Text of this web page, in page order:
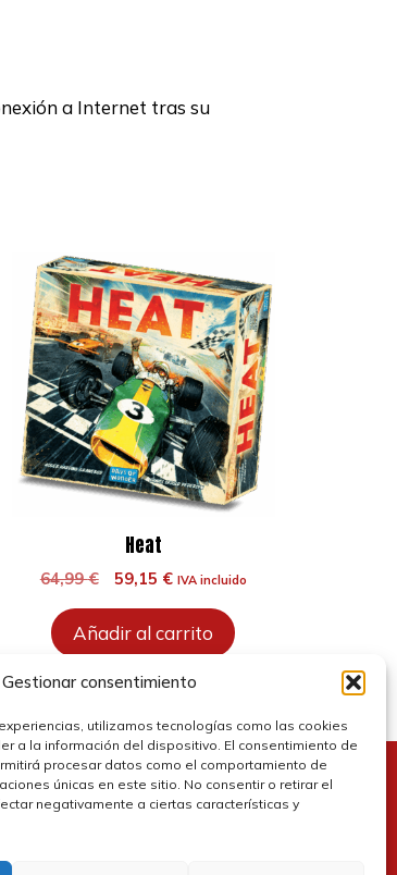
Gestionar consentimiento
utilizamos tecnologías como las cookies
a la información del dispositivo. El consentimiento de
procesar datos como el comportamiento de
únicas en este sitio. No consentir o retirar el
negativamente a ciertas características y
a Internet tras su
Heat
64,99€
El
original
era:
59,15 €El
actual
es:
IVA incluido
Añadir al carrito